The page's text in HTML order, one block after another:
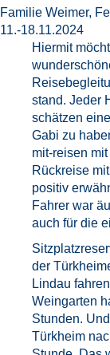
Familie Weimer,
11.-18.11.2024
Hiermit
stand. Jeder
schätzen
Gabi zu
mit-reisen
Rückreise
positiv
Fahrer war
auch für die
der
Lindau
Weingarten
Stunden.
Türkheim